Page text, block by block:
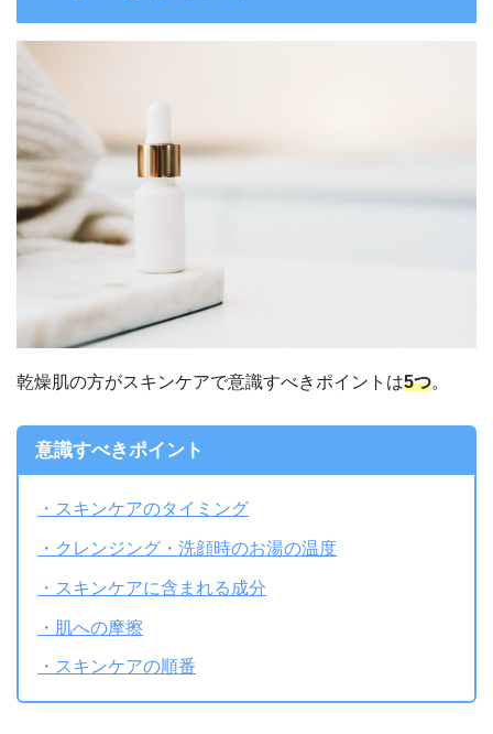
乾燥肌の方がスキンケアで意識すべきポイントは5つ。
意識すべきポイント
・スキンケアのタイミング
・クレンジング・洗顔時のお湯の温度
・スキンケアに含まれる成分
・肌への摩擦
・スキンケアの順番